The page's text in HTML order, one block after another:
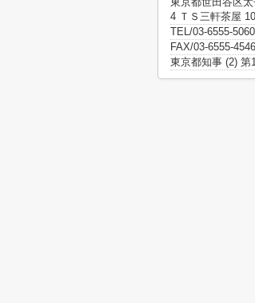
4 ＴＳ三軒茶屋
TEL/03-6555-5060
FAX/03-6555-4546
東京都知事 (2) 第